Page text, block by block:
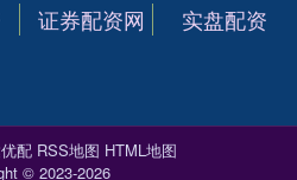
证券配资网 实盘配资
配 RSS地图 HTML地图
© 2023-2026